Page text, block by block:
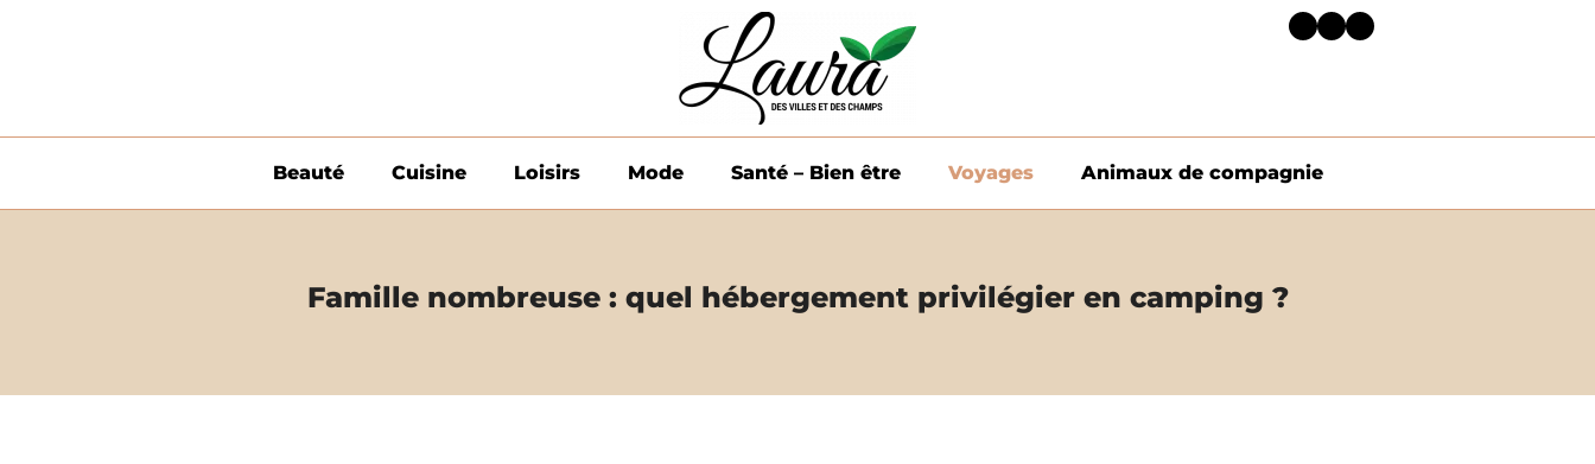
Facebook Twitter LinkedIn
Beauté Cuisine Loisirs Mode Santé – Bien être Voyages Animaux de compagnie
Famille nombreuse : quel hébergement privilégier en camping ?